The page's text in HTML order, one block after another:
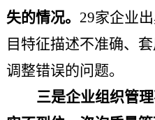
失的情况。 29家企业
目特征描述不准确、
调整错误的问题。
三是企业组织管